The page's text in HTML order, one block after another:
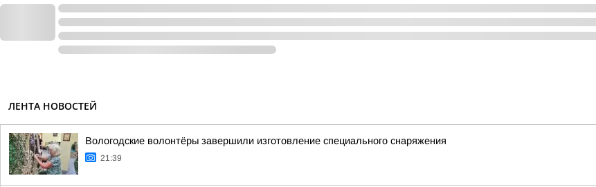
ЛЕНТА НОВОСТЕЙ
Вологодские волонтёры завершили изготовление специального снаряжения
21:39